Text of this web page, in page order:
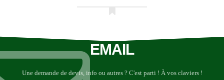
EMAIL
Une demande de devis, info ou autres ? C'est parti ! À vos claviers !